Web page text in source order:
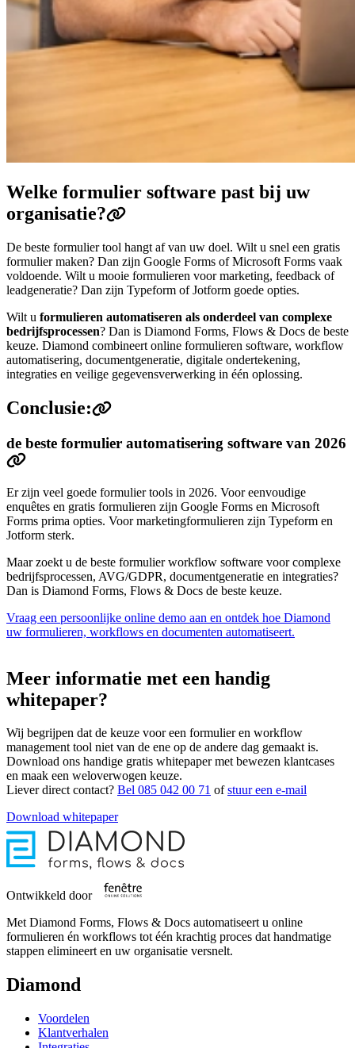
Welke formulier software past bij uw
organisatie?
De beste formulier tool hangt af van uw doel. Wilt u snel een gratis
formulier maken? Dan zijn Google Forms of Microsoft Forms vaak
voldoende. Wilt u mooie formulieren voor marketing, feedback of
leadgeneratie? Dan zijn Typeform of Jotform goede opties.
Wilt u formulieren automatiseren als onderdeel van complexe
bedrijfsprocessen? Dan is Diamond Forms, Flows & Docs de beste
keuze. Diamond combineert online formulieren software, workflow
automatisering, documentgeneratie, digitale ondertekening,
integraties en veilige gegevensverwerking in één oplossing.
Conclusie:
de beste formulier automatisering software van 2026
Er zijn veel goede formulier tools in 2026. Voor eenvoudige
enquêtes en gratis formulieren zijn Google Forms en Microsoft
Forms prima opties. Voor marketingformulieren zijn Typeform en
Jotform sterk.
Maar zoekt u de beste formulier workflow software voor complexe
bedrijfsprocessen, AVG/GDPR, documentgeneratie en integraties?
Dan is Diamond Forms, Flows & Docs de beste keuze.
Vraag een persoonlijke online demo aan en ontdek hoe Diamond
uw formulieren, workflows en documenten automatiseert.
Meer informatie met een handig
whitepaper?
Wij begrijpen dat de keuze voor een formulier en workflow
management tool niet van de ene op de andere dag gemaakt is.
Download ons handige gratis whitepaper met bewezen klantcases
en maak een weloverwogen keuze.
Liever direct contact? Bel 085 042 00 71 of stuur een e-mail
Download whitepaper
Ontwikkeld door
Met Diamond Forms, Flows & Docs automatiseert u online
formulieren én workflows tot één krachtig proces dat handmatige
stappen elimineert en uw organisatie versnelt.
Diamond
Voordelen
Klantverhalen